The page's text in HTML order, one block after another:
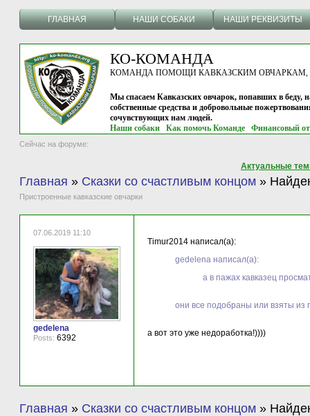
ГЛАВНАЯ НАШИ СОБАКИ НАШИ РЕКВИЗИТЫ
КО-КОМАНДА
КОМАНДА ПОМОЩИ КАВКАЗСКИМ ОВЧАРКАМ, г.
Мы спасаем Кавказских овчарок, попавших в беду,
собственные средства и добровольные
сочувствующих нам людей.
Наши собаки
Как помочь Команде Финансовый
Сейчас на форуме:
Актуальные
Главная » Сказки со счастливым концом »
Пристроенные кавказские овчарки
07.06.2019 11:10
gedelena
Posts: 6392
Timur2014 написал(а):
gedelena написал(а):
а в пажах кавказец
они все подобраны или взяты из
а вот это уже недоработка!))))
Главная » Сказки со счастливым концом »